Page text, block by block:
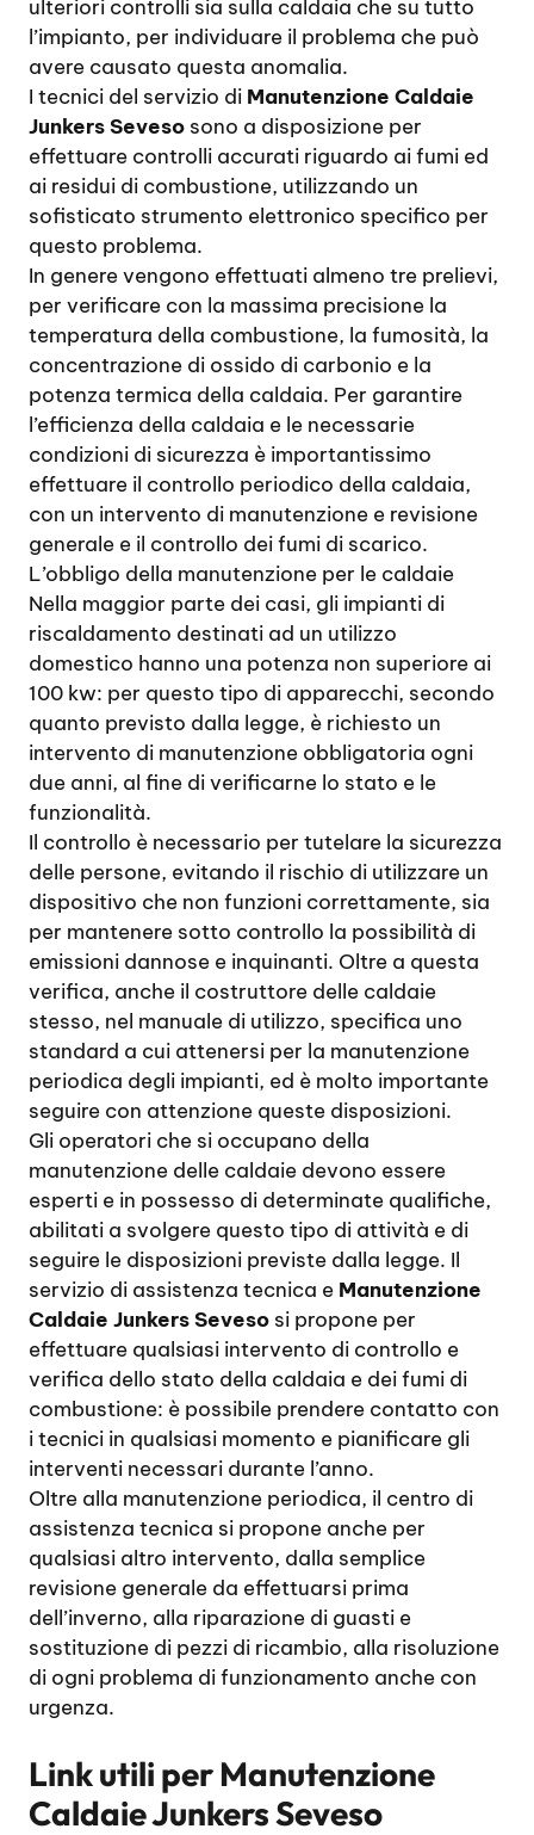
ulteriori controlli sia sulla caldaia che su tutto
l’impianto, per individuare il problema che può
avere causato questa anomalia.
I tecnici del servizio di Manutenzione Caldaie
Junkers Seveso sono a disposizione per
effettuare controlli accurati riguardo ai fumi ed
ai residui di combustione, utilizzando un
sofisticato strumento elettronico specifico per
questo problema.
In genere vengono effettuati almeno tre prelievi,
per verificare con la massima precisione la
temperatura della combustione, la fumosità, la
concentrazione di ossido di carbonio e la
potenza termica della caldaia. Per garantire
l’efficienza della caldaia e le necessarie
condizioni di sicurezza è importantissimo
effettuare il controllo periodico della caldaia,
con un intervento di manutenzione e revisione
generale e il controllo dei fumi di scarico.
L’obbligo della manutenzione per le caldaie
Nella maggior parte dei casi, gli impianti di
riscaldamento destinati ad un utilizzo
domestico hanno una potenza non superiore ai
100 kw: per questo tipo di apparecchi, secondo
quanto previsto dalla legge, è richiesto un
intervento di manutenzione obbligatoria ogni
due anni, al fine di verificarne lo stato e le
funzionalità.
Il controllo è necessario per tutelare la sicurezza
delle persone, evitando il rischio di utilizzare un
dispositivo che non funzioni correttamente, sia
per mantenere sotto controllo la possibilità di
emissioni dannose e inquinanti. Oltre a questa
verifica, anche il costruttore delle caldaie
stesso, nel manuale di utilizzo, specifica uno
standard a cui attenersi per la manutenzione
periodica degli impianti, ed è molto importante
seguire con attenzione queste disposizioni.
Gli operatori che si occupano della
manutenzione delle caldaie devono essere
esperti e in possesso di determinate qualifiche,
abilitati a svolgere questo tipo di attività e di
seguire le disposizioni previste dalla legge. Il
servizio di assistenza tecnica e Manutenzione
Caldaie Junkers Seveso si propone per
effettuare qualsiasi intervento di controllo e
verifica dello stato della caldaia e dei fumi di
combustione: è possibile prendere contatto con
i tecnici in qualsiasi momento e pianificare gli
interventi necessari durante l’anno.
Oltre alla manutenzione periodica, il centro di
assistenza tecnica si propone anche per
qualsiasi altro intervento, dalla semplice
revisione generale da effettuarsi prima
dell’inverno, alla riparazione di guasti e
sostituzione di pezzi di ricambio, alla risoluzione
di ogni problema di funzionamento anche con
urgenza.
Link utili perManutenzione
Caldaie Junkers Seveso